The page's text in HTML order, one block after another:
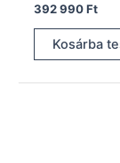
392 990Ft
Kosárba